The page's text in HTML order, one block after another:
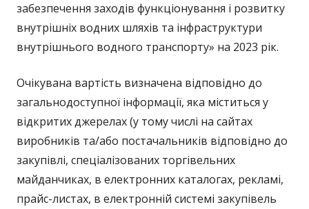
забезпечення заходів функціонування і розвитку
внутрішніх водних шляхів та інфраструктури
внутрішнього водного транспорту» на 2023 рік.
Очікувана вартість визначена відповідно до
загальнодоступної інформації, яка міститься у
відкритих джерелах (у тому числі на сайтах
виробників та/або постачальників відповідно до
закупівлі, спеціалізованих торгівельних
майданчиках, в електронних каталогах, рекламі,
прайс-листах, в електронній системі закупівель